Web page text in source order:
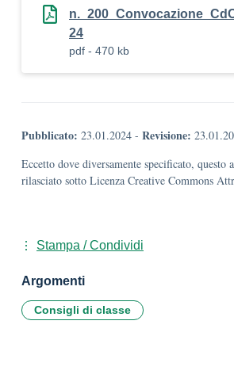
24
pdf - 470 kb
Pubblicato: 23.01.2024 - Revisione:
Eccetto dove diversamente specificato, questo
rilasciato sotto Licenza Creative Commons
Stampa / Condividi
Argomenti
Consigli di classe